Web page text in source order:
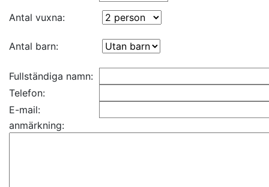
Antal vuxna:
Antal barn:
Fullständiga namn:
Telefon:
E-mail:
anmärkning: